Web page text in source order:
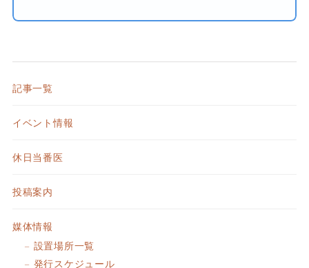
記事一覧
イベント情報
休日当番医
投稿案内
媒体情報
設置場所一覧
発行スケジュール